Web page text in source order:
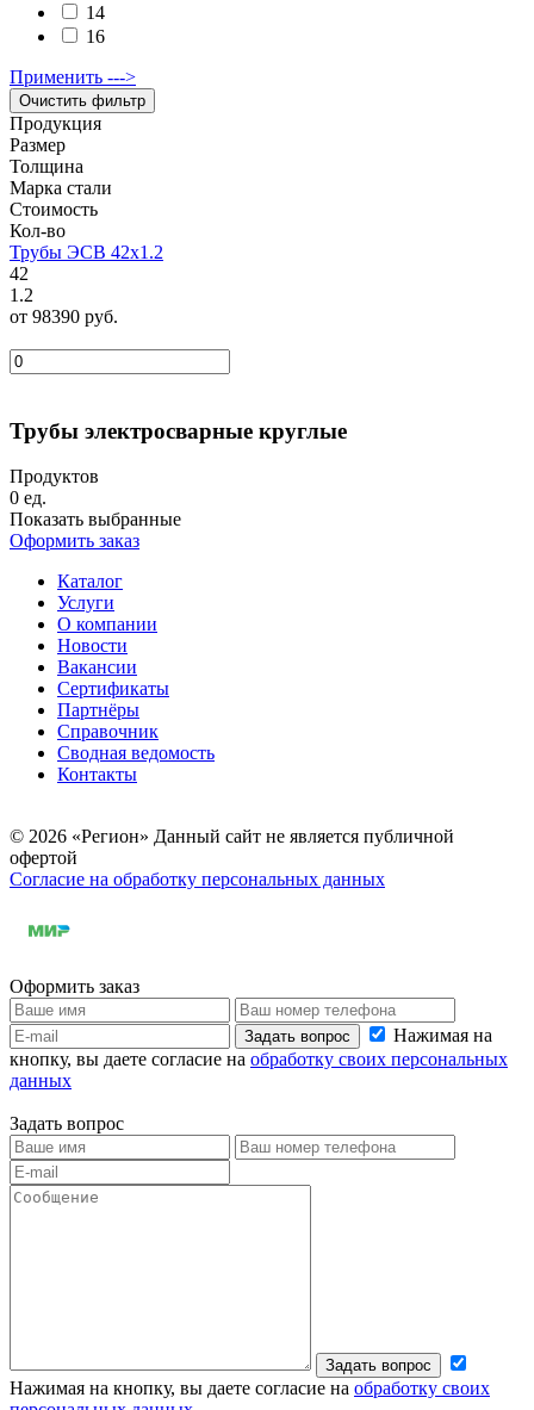
14
16
Применить --->
Продукция
Размер
Толщина
Марка стали
Стоимость
Кол-во
Трубы ЭСВ 42х1.2
42
1.2
от 98390 руб.
Трубы электросварные круглые
Продуктов
0 ед.
Показать выбранные
Оформить заказ
Каталог
Услуги
О компании
Новости
Вакансии
Сертификаты
Партнёры
Справочник
Сводная ведомость
Контакты
© 2026 «Регион» Данный сайт не является публичной
офертой
Согласие на обработку персональных данных
Оформить заказ
Задать вопрос
Нажимая на
кнопку, вы даете согласие на обработку своих персональных
данных
Задать вопрос
Задать вопрос
Нажимая на кнопку, вы даете согласие на обработку своих